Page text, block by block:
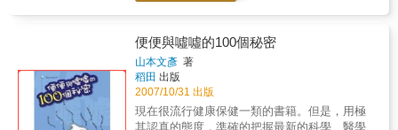
比其他月份短？血型為何分為ABO，而不是
ABC？驚人的解答與令人意外的真理持續爆
發，只要沒獲得解答就睡不著，好笑有理的謎
團終於要解開了！
便便與噓噓的100個秘密
山本文彥 著
稻田 出版
2007/10/31 出版
現在很流行健康保健一類的書籍。但是，用極
其認真的態度，準確的把握最新的科學、醫學